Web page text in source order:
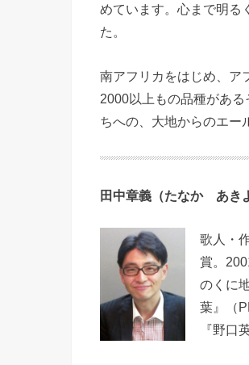
めています。心まで明
た。
南アフリカをはじめ、ア
2000以上もの品種があ
ちへの、大地からのエー
田中章義（たなか あき
歌人・
賞。
のくに
葉』（
『野口